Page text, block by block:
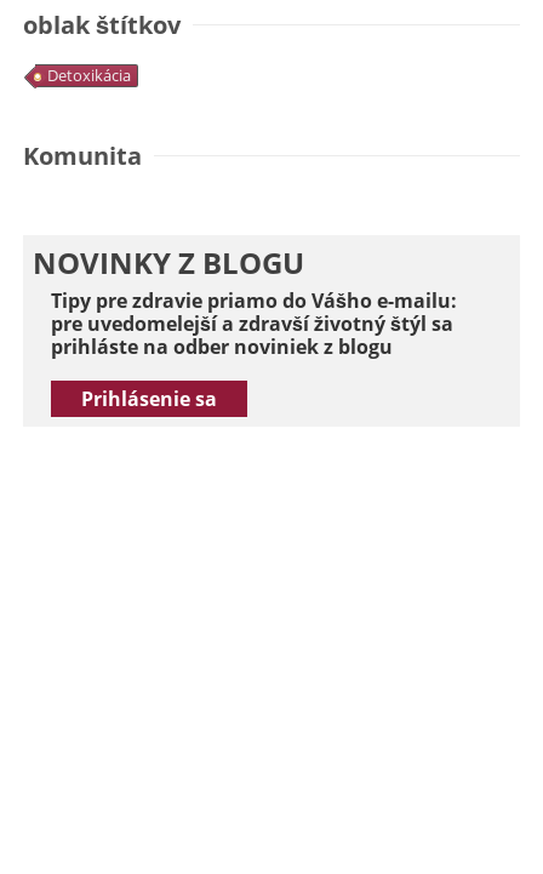
oblak štítkov
Detoxikácia
Komunita
NOVINKY Z BLOGU
Tipy pre zdravie priamo do Vášho e-mailu:
pre uvedomelejší a zdravší životný štýl sa
prihláste na odber noviniek z blogu
Prihlásenie sa